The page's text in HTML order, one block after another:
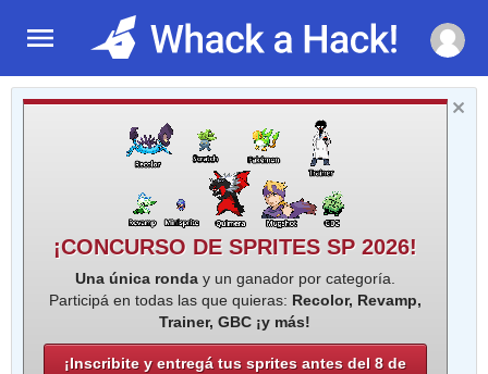
¡CONCURSO DE SPRITES SP 2026!
Una única ronday un ganador por categoría.
Participá en todas las que quieras: Recolor, Revamp,
Trainer, GBC ¡y más!
¡Inscribite y entregá tus sprites antes del 8 de